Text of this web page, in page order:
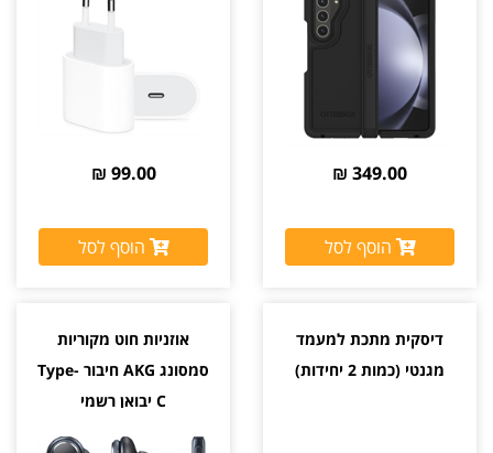
349.00 ₪
הוסף לסל
99.00 ₪
הוסף לסל
דיסקית מתכת למעמד
מגנטי (כמות 2 יחידות)
אוזניות חוט מקוריות
סמסונג AKG חיבור Type-
C יבואן רשמי